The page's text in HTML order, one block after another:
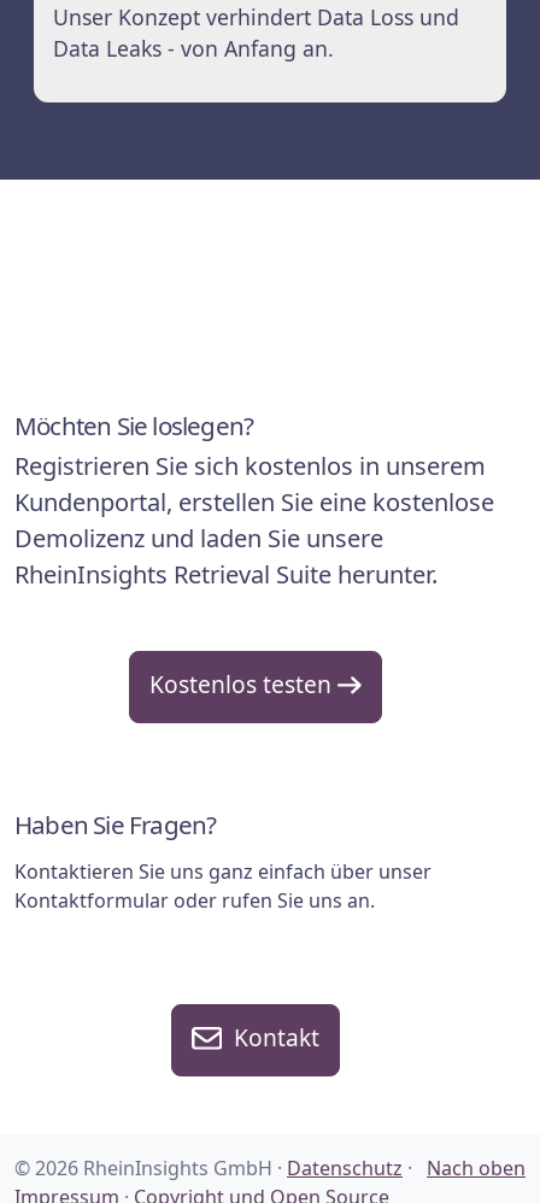
Unser Konzept verhindert Data Loss und
Data Leaks - von Anfang an.
Möchten Sie loslegen?
Registrieren Sie sich kostenlos in unserem
Kundenportal, erstellen Sie eine kostenlose
Demolizenz und laden Sie unsere
RheinInsights Retrieval Suite herunter.
Kostenlos testen
Haben Sie Fragen?
Kontaktieren Sie uns ganz einfach über unser
Kontaktformular oder rufen Sie uns an.
Kontakt
Nach oben
© 2026 RheinInsights GmbH · Datenschutz ·
Impressum · Copyright und Open Source